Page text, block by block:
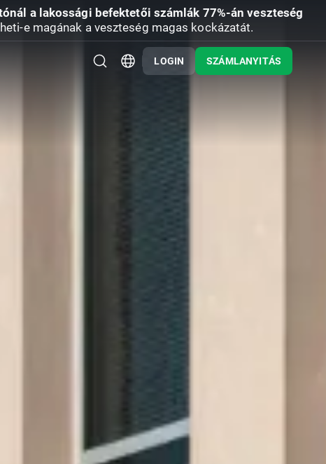
a lakossági befektetői számlák 77%-án veszteség
e magának a veszteség magas kockázatát.
LOGIN SZÁMLANYITÁS